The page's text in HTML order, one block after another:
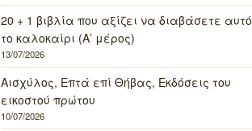
20 + 1 βιβλία που αξίζει να διαβάσετε αυτό
το καλοκαίρι (Α’ μέρος)
13/07/2026
Αισχύλος, Επτά επί Θήβας, Εκδόσεις του
εικοστού πρώτου
10/07/2026